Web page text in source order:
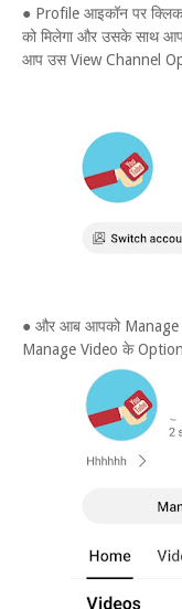
● Profile आइकॉन पर
को मिलेगा और उसके साथ
आप उस View Channel
● और आब आपको Manage
Manage Video के